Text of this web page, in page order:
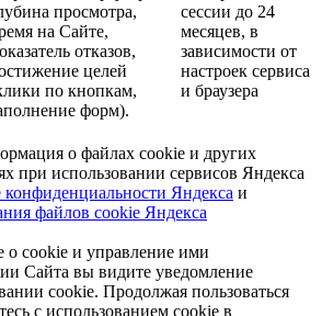
просмотра,
на Сайте,
отказов,
целей
по кнопкам,
форм).
сессии до 24
месяцев, в
зависимости от
настроек сервиса
и браузера
о файлах cookie и других
при использовании сервисов Яндекса
Яндекса и
файлов cookie Яндекса
cookie и управление ими
Сайта вы видите уведомление
cookie. Продолжая пользоваться
с использованием cookie в